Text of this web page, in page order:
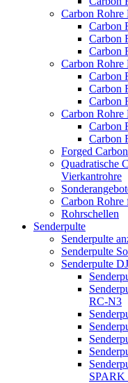
Carbon Rohre
Carbon
Carbon
Carbon
Carbon Rohre
Carbon
Carbon
Carbon
Carbon Rohre
Carbon
Carbon
Forged
Quadratische
Vierkantrohre
Carbon Rohre
Rohrschellen
Senderpulte
Senderpulte
Senderpulte
Senderpulte
RC-N3